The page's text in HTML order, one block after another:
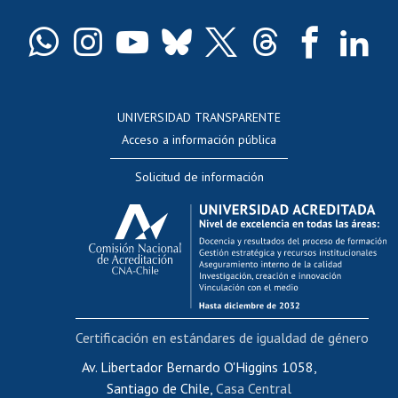
Docentes
Evaluación docente
Calificación académica
Postulación al AUCAI
Funcionarias/os
Cursos internos de capacitación
Bienestar del personal
Portal de movilidad interna
Certificado de renta
Certificado de renta honorarios
UNIVERSIDAD TRANSPARENTE
Acceso a información pública
Solicitud de información
Av. Libertador Bernardo O'Higgins 1058,
Santiago de Chile, Casa Central
Certificación en estándares de igualdad de género